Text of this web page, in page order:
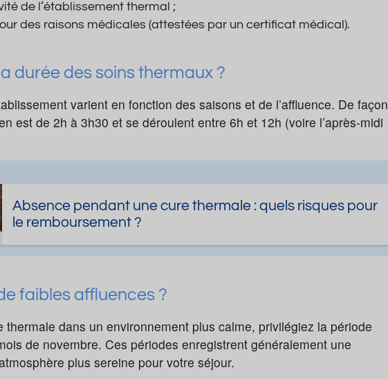
de l’établissement thermal ;
des raisons médicales (attestées par un certificat médical).
durée des soins thermaux ?
varient en fonction des saisons et de l’affluence. De façon
est de 2h à 3h30 et se déroulent entre 6h et 12h (voire l’après-midi
Absence pendant une cure thermale : quels risques pour
le remboursement ?
faibles affluences ?
thermale dans un environnement plus calme, privilégiez la période
de novembre. Ces périodes enregistrent généralement une
plus sereine pour votre séjour.